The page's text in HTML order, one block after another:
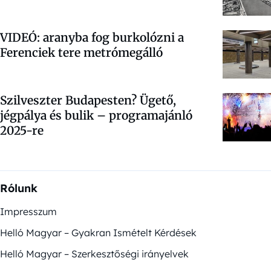
VIDEÓ: aranyba fog burkolózni a
Ferenciek tere metrómegálló
Szilveszter Budapesten? Ügető,
jégpálya és bulik – programajánló
2025-re
Rólunk
Impresszum
Helló Magyar – Gyakran Ismételt Kérdések
Helló Magyar – Szerkesztőségi irányelvek